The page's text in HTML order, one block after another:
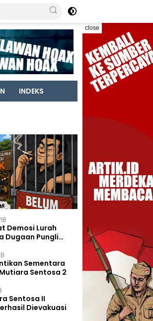
close
INDEKS
Demosi Lurah
Dugaan Pungli
Sementara
Sentosa 2
Sentosa II
Dievakuasi